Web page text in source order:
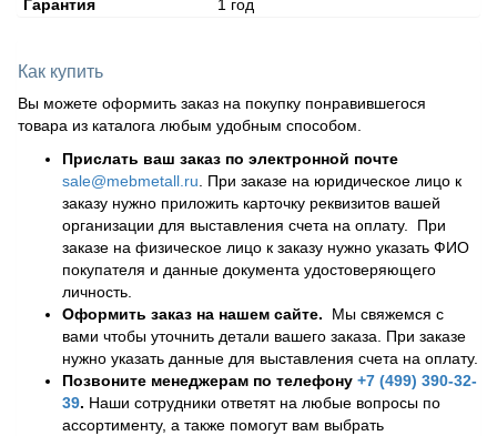
Гарантия 1 год
Как купить
Вы можете оформить заказ на покупку понравившегося
товара из каталога любым удобным способом.
Прислать ваш заказ по электронной почте
sale@mebmetall.ru . При заказе на юридическое лицо к
заказу нужно приложить карточку реквизитов вашей
организации для выставления счета на оплату. При
заказе на физическое лицо к заказу нужно указать ФИО
покупателя и данные документа удостоверяющего
личность.
Оформить заказ на нашем сайте. Мы свяжемся с
вами чтобы уточнить детали вашего заказа. При заказе
нужно указать данные для выставления счета на оплату.
Позвоните менеджерам по телефону +7 (499) 390-32-
39. Наши сотрудники ответят на любые вопросы по
ассортименту, а также помогут вам выбрать